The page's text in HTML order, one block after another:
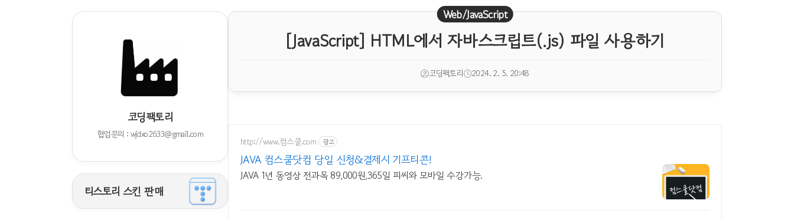
코딩팩토리
협업문의 : wjdxo2633@gmail.com
티스토리 스킨 판매
Web/JavaScript
[JavaScript] HTML에서 자바스크립트(.js) 파일 사용하기
코딩팩토리 2024. 2. 5. 20:48
http://www.컴스쿨.com 광고
JAVA 컴스쿨닷컴 당일 신청&결제시 기프티콘!
JAVA 1년 동영상 전과목 89,000원,365일 피씨와 모바일 수강가능.